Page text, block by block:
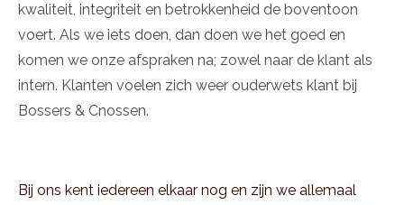
kwaliteit, integriteit en betrokkenheid de boventoon
voert. Als we iets doen, dan doen we het goed en
komen we onze afspraken na; zowel naar de klant als
intern. Klanten voelen zich weer ouderwets klant bij
Bossers & Cnossen.
Bij ons kent iedereen elkaar nog en zijn we allemaal